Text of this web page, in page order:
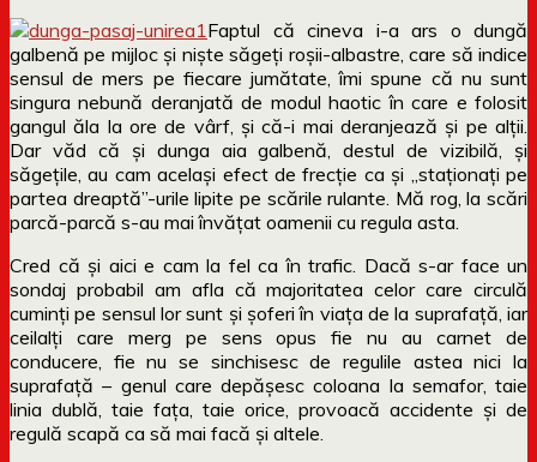
Faptul că cineva i-a ars o dungă
galbenă pe mijloc și niște săgeți roșii-albastre, care să indice
sensul de mers pe fiecare jumătate, îmi spune că nu sunt
singura nebună deranjată de modul haotic în care e folosit
gangul ăla la ore de vârf, și că-i mai deranjează și pe alții.
Dar văd că și dunga aia galbenă, destul de vizibilă, și
săgețile, au cam același efect de frecție ca și „staționați pe
partea dreaptă”-urile lipite pe scările rulante. Mă rog, la scări
parcă-parcă s-au mai învățat oamenii cu regula asta.
Cred că și aici e cam la fel ca în trafic. Dacă s-ar face un
sondaj probabil am afla că majoritatea celor care circulă
cuminți pe sensul lor sunt și șoferi în viața de la suprafață, iar
ceilalți care merg pe sens opus fie nu au carnet de
conducere, fie nu se sinchisesc de regulile astea nici la
suprafață – genul care depășesc coloana la semafor, taie
linia dublă, taie fața, taie orice, provoacă accidente și de
regulă scapă ca să mai facă și altele.